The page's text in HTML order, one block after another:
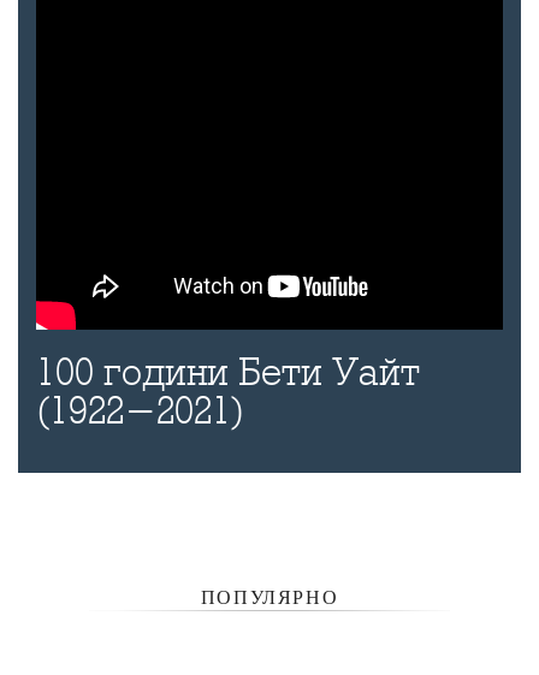
100 години Бети Уайт
(1922-2021)
ПОПУЛЯРНО